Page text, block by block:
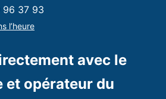
37 93
l’heure
avec le
et opérateur du